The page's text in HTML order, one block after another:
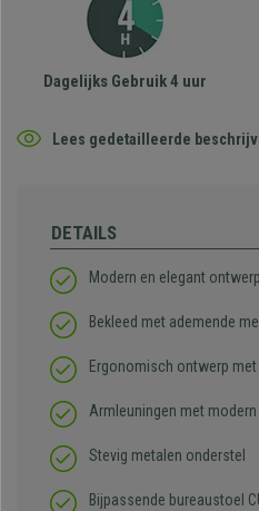
Dagelijks Gebruik 4 uur
Lees gedetailleerde
DETAILS
Modern en elegant ontwerp
Bekleed met ademende
Ergonomisch ontwerp
Armleuningen met
Stevig metalen onderstel
Bijpassende bureaustoel